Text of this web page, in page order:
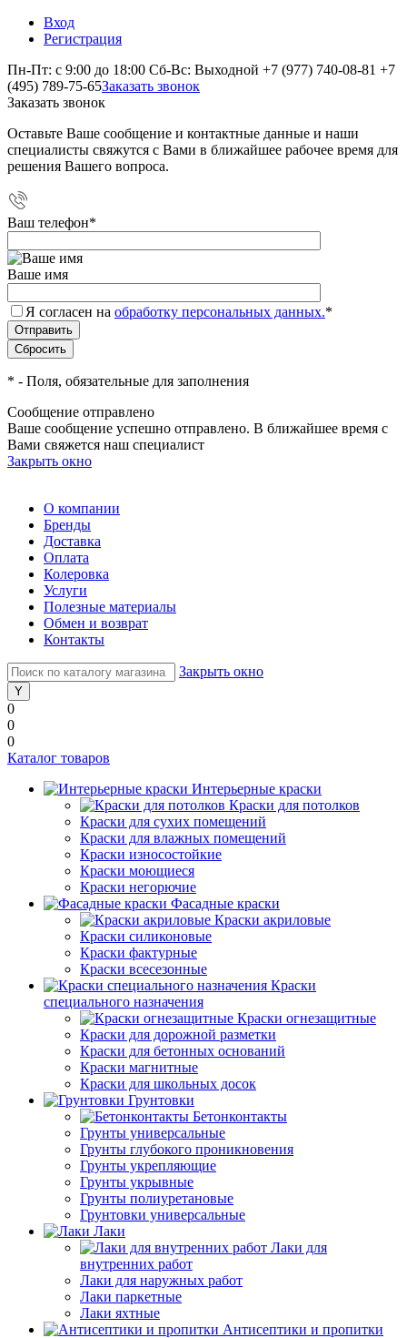
Вход
Регистрация
Пн-Пт: с 9:00 до 18:00 Сб-Вс: Выходной +7 (977) 740-08-81 +7
(495) 789-75-65Заказать звонок
Заказать звонок
Оставьте Ваше сообщение и контактные данные и наши
специалисты свяжутся с Вами в ближайшее рабочее время для
решения Вашего вопроса.
Ваш телефон*
Ваше имя
Я согласен на обработку персональных данных.*
* - Поля, обязательные для заполнения
Сообщение отправлено
Ваше сообщение успешно отправлено. В ближайшее время с
Вами свяжется наш специалист
Закрыть окно
О компании
Бренды
Доставка
Оплата
Колеровка
Услуги
Полезные материалы
Обмен и возврат
Контакты
Закрыть окно
0
0
0
Каталог товаров
Интерьерные краски
Краски для потолков
Краски для сухих помещений
Краски для влажных помещений
Краски износостойкие
Краски моющиеся
Краски негорючие
Фасадные краски
Краски акриловые
Краски силиконовые
Краски фактурные
Краски всесезонные
Краски
специального назначения
Краски огнезащитные
Краски для дорожной разметки
Краски для бетонных оснований
Краски магнитные
Краски для школьных досок
Грунтовки
Бетонконтакты
Грунты универсальные
Грунты глубокого проникновения
Грунты укрепляющие
Грунты укрывные
Грунты полиуретановые
Грунтовки универсальные
Лаки
Лаки для
внутренних работ
Лаки для наружных работ
Лаки паркетные
Лаки яхтные
Антисептики и пропитки